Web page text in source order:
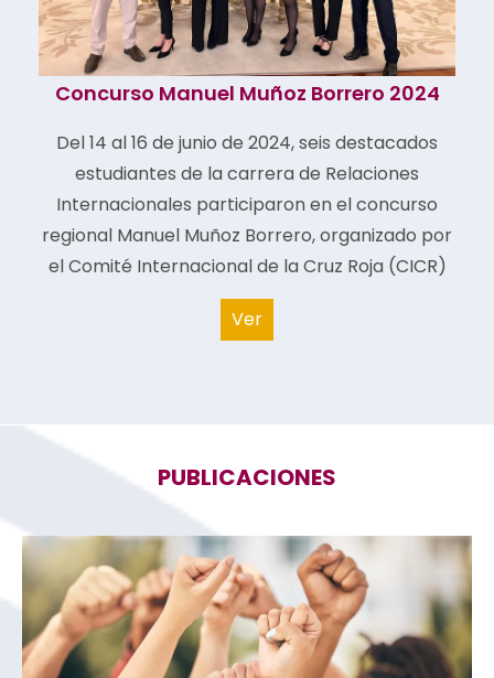
Concurso Manuel Muñoz Borrero 2024
Del 14 al 16 de junio de 2024, seis destacados
estudiantes de la carrera de Relaciones
Internacionales participaron en el concurso
regional Manuel Muñoz Borrero, organizado por
el Comité Internacional de la Cruz Roja (CICR)
Ver
PUBLICACIONES